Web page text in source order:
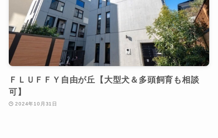
ＦＬＵＦＦＹ自由が丘【大型犬＆多頭飼育も相談
可】
2024年10月31日